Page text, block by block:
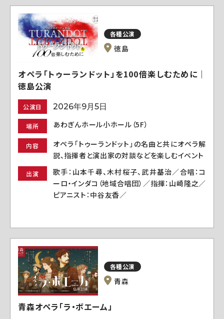
各種公演
徳島
オペラ「トゥーランドット」を100倍楽しむために｜
徳島公演
公演日 2026年9月5日
場所 あわぎんホール小ホール（5F）
内容
オペラ「トゥーランドット」の名曲と共にオペラ解
説、指揮者と演出家の対談などを楽しむイベント
出演
歌手：山本千尋、木村桜子、武井基治／合唱：コ
ーロ・インダコ（地域合唱団）／指揮：山崎隆之／
ピアニスト：中谷友香／
各種公演
青森
青森オペラ「ラ・ボエーム」